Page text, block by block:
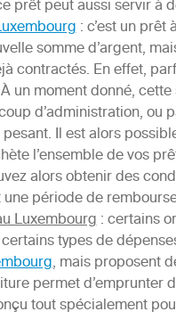
prêt peut aussi servir à
: c’est un prêt
somme d’argent,
contractés. En effet,
un moment donné,
d’administration, ou
Il est alors
l’ensemble de vos
alors obtenir des
période de
Luxembourg: certains
types de
, mais proposent
permet d’emprunter
tout spécialement